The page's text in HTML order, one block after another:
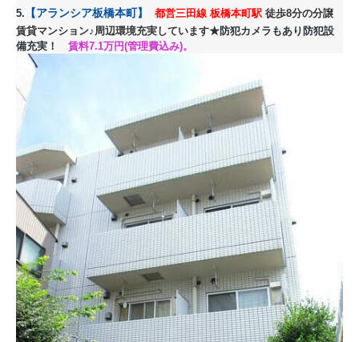
5. 【アランシア板橋本町】 都営三田線 板橋本町駅 徒歩8分の分譲
賃貸マンション♪周辺環境充実しています★防犯カメラもあり防犯設
備充実！ 賃料7.1万円(管理費込み)。